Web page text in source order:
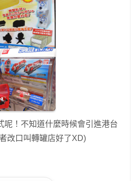
呢！不知道什麼時候會引進港台
改口叫轉罐店好了XD)